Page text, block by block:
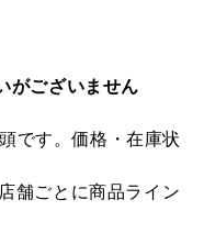
がございません
です。価格・在庫状
舗ごとに商品ライン